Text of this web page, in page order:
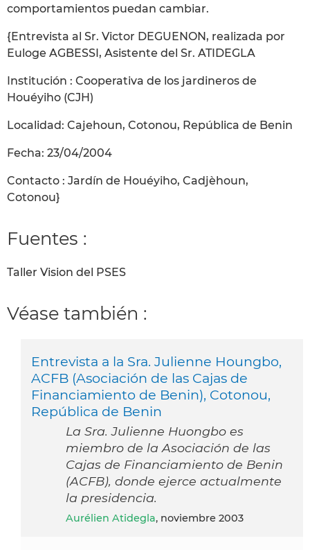
comportamientos puedan cambiar.
{Entrevista al Sr. Victor DEGUENON, realizada por
Euloge AGBESSI, Asistente del Sr. ATIDEGLA
Institución : Cooperativa de los jardineros de
Houéyiho (CJH)
Localidad: Cajehoun, Cotonou, República de Benin
Fecha: 23/04/2004
Contacto : Jardín de Houéyiho, Cadjèhoun,
Cotonou}
Fuentes :
Taller Vision del PSES
Véase también :
Entrevista a la Sra. Julienne Houngbo,
ACFB (Asociación de las Cajas de
Financiamiento de Benin), Cotonou,
República de Benin
La Sra. Julienne Huongbo es
miembro de la Asociación de las
Cajas de Financiamiento de Benin
(ACFB), donde ejerce actualmente
la presidencia.
Aurélien Atidegla, noviembre 2003